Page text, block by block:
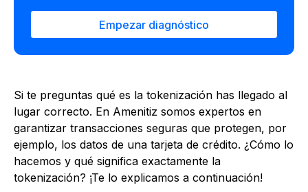
Empezar diagnóstico
Si te preguntas qué es la tokenización has llegado al
lugar correcto. En Amenitiz somos expertos en
garantizar transacciones seguras que protegen, por
ejemplo, los datos de una tarjeta de crédito. ¿Cómo lo
hacemos y qué significa exactamente la
tokenización? ¡Te lo explicamos a continuación!